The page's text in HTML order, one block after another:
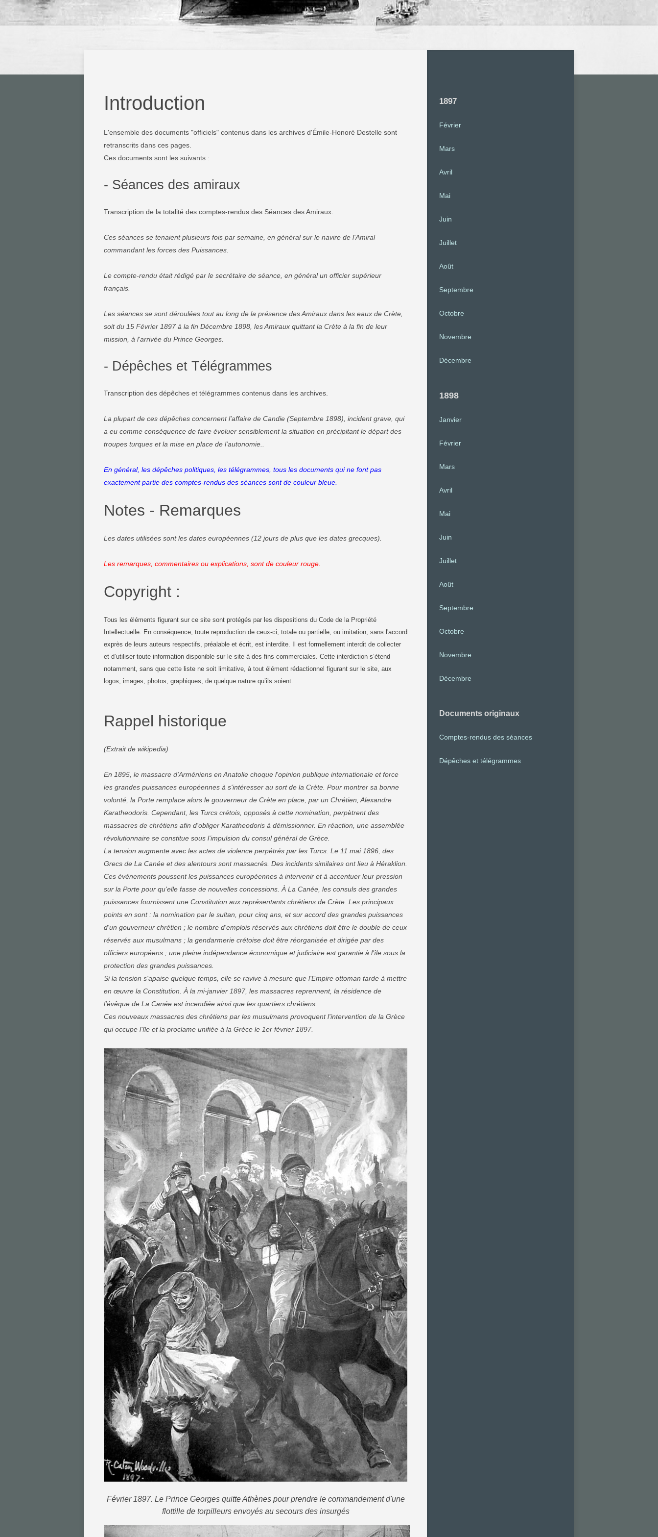
Introduction
L'ensemble des documents "officiels" contenus dans les archives d'Émile-Honoré Destelle sont
retranscrits dans ces pages.
Ces documents sont les suivants :
- Séances des amiraux
Transcription de la totalité des comptes-rendus des Séances des Amiraux.
Ces séances se tenaient plusieurs fois par semaine, en général sur le navire de l'Amiral
commandant les forces des Puissances.
Le compte-rendu était rédigé par le secrétaire de séance, en général un officier supérieur
français.
Les séances se sont déroulées tout au long de la présence des Amiraux dans les eaux de Crète,
soit du 15 Février 1897 à la fin Décembre 1898, les Amiraux quittant la Crète à la fin de leur
mission, à l'arrivée du Prince Georges.
- Dépêches et Télégrammes
Transcription des dépêches et télégrammes contenus dans les archives.
La plupart de ces dépêches concernent l'affaire de Candie (Septembre 1898), incident grave, qui
a eu comme conséquence de faire évoluer sensiblement la situation en précipitant le départ des
troupes turques et la mise en place de l'autonomie..
En général, les dépêches politiques, les télégrammes, tous les documents qui ne font pas
exactement partie des comptes-rendus des séances sont de couleur bleue.
Notes - Remarques
Les dates utilisées sont les dates européennes (12 jours de plus que les dates grecques).
Les remarques, commentaires ou explications, sont de couleur rouge.
Copyright :
Tous les éléments figurant sur ce site sont protégés par les dispositions du Code de la Propriété
Intellectuelle. En conséquence, toute reproduction de ceux-ci, totale ou partielle, ou imitation, sans l'accord
exprès de leurs auteurs respectifs, préalable et écrit, est interdite. Il est formellement interdit de collecter
et d’utiliser toute information disponible sur le site à des fins commerciales. Cette interdiction s’étend
notamment, sans que cette liste ne soit limitative, à tout élément rédactionnel figurant sur le site, aux
logos, images, photos, graphiques, de quelque nature qu’ils soient.
Rappel historique
(Extrait de wikipedia)
En 1895, le massacre d'Arméniens en Anatolie choque l'opinion publique internationale et force
les grandes puissances européennes à s'intéresser au sort de la Crète. Pour montrer sa bonne
volonté, la Porte remplace alors le gouverneur de Crète en place, par un Chrétien, Alexandre
Karatheodoris. Cependant, les Turcs crétois, opposés à cette nomination, perpètrent des
massacres de chrétiens afin d'obliger Karatheodoris à démissionner. En réaction, une assemblée
révolutionnaire se constitue sous l'impulsion du consul général de Grèce.
La tension augmente avec les actes de violence perpétrés par les Turcs. Le 11 mai 1896, des
Grecs de La Canée et des alentours sont massacrés. Des incidents similaires ont lieu à Héraklion.
Ces événements poussent les puissances européennes à intervenir et à accentuer leur pression
sur la Porte pour qu'elle fasse de nouvelles concessions. À La Canée, les consuls des grandes
puissances fournissent une Constitution aux représentants chrétiens de Crète. Les principaux
points en sont : la nomination par le sultan, pour cinq ans, et sur accord des grandes puissances
d'un gouverneur chrétien ; le nombre d'emplois réservés aux chrétiens doit être le double de ceux
réservés aux musulmans ; la gendarmerie crétoise doit être réorganisée et dirigée par des
officiers européens ; une pleine indépendance économique et judiciaire est garantie à l'île sous la
protection des grandes puissances.
Si la tension s'apaise quelque temps, elle se ravive à mesure que l'Empire ottoman tarde à mettre
en œuvre la Constitution. À la mi-janvier 1897, les massacres reprennent, la résidence de
l'évêque de La Canée est incendiée ainsi que les quartiers chrétiens.
Ces nouveaux massacres des chrétiens par les musulmans provoquent l'intervention de la Grèce
qui occupe l'île et la proclame unifiée à la Grèce le 1er février 1897.
Février 1897. Le Prince Georges quitte Athènes pour prendre le commandement d'une
flottille de torpilleurs envoyés au secours des insurgés
1897
Février
Mars
Avril
Mai
Juin
Juillet
Août
Septembre
Octobre
Novembre
Décembre
1898
Janvier
Février
Mars
Avril
Mai
Juin
Juillet
Août
Septembre
Octobre
Novembre
Décembre
Documents originaux
Comptes-rendus des séances
Dépêches et télégrammes